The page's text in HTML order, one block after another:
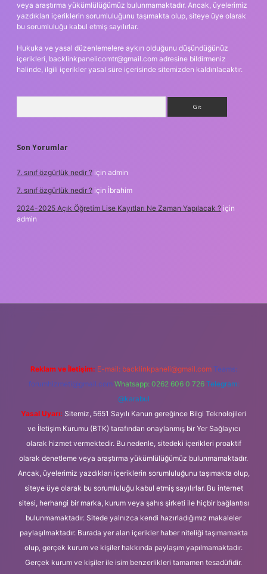
veya araştırma yükümlülüğümüz bulunmamaktadır. Ancak, üyelerimiz
yazdıkları içeriklerin sorumluluğunu taşımakta olup, siteye üye olarak
bu sorumluluğu kabul etmiş sayılırlar.
Hukuka ve yasal düzenlemelere aykırı olduğunu düşündüğünüz
içerikleri, backlinkpanelicomtr@gmail.com adresine bildirmeniz
halinde, ilgili içerikler yasal süre içerisinde sitemizden kaldırılacaktır.
Son Yorumlar
7. sınıf özgürlük nedir ? için admin
7. sınıf özgürlük nedir ? için İbrahim
2024-2025 Açık Öğretim Lise Kayıtları Ne Zaman Yapılacak ? için
admin
Reklam ve İletişim: E-mail: backlinkpaneli@gmail.com Teams:
forumhizmeti@gmail.com Whatsapp: 0262 606 0 726 Telegram:
@karabul
Yasal Uyarı: Sitemiz, 5651 Sayılı Kanun gereğince Bilgi Teknolojileri
ve İletişim Kurumu (BTK) tarafından onaylanmış bir Yer Sağlayıcı
olarak hizmet vermektedir. Bu nedenle, sitedeki içerikleri proaktif
olarak denetleme veya araştırma yükümlülüğümüz bulunmamaktadır.
Ancak, üyelerimiz yazdıkları içeriklerin sorumluluğunu taşımakta olup,
siteye üye olarak bu sorumluluğu kabul etmiş sayılırlar. Bu internet
sitesi, herhangi bir marka, kurum veya şahıs şirketi ile hiçbir bağlantısı
bulunmamaktadır. Sitede yalnızca kendi hazırladığımız makaleler
paylaşılmaktadır. Burada yer alan içerikler haber niteliği taşımamakta
olup, gerçek kurum ve kişiler hakkında paylaşım yapılmamaktadır.
Gerçek kurum ve kişiler ile isim benzerlikleri tamamen tesadüfidir.